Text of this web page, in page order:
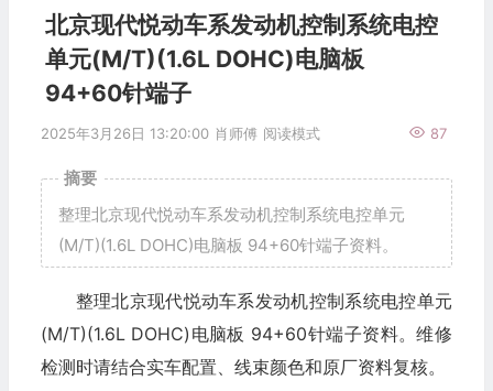
北京现代悦动车系发动机控制系统电控
单元(M/T)(1.6L DOHC)电脑板
94+60针端子
2025年3月26日 13:20:00 肖师傅 87
阅读模式
摘要
整理北京现代悦动车系发动机控制系统电控单元
(M/T)(1.6L DOHC)电脑板 94+60针端子资料。
整理北京现代悦动车系发动机控制系统电控单元
(M/T)(1.6L DOHC)电脑板 94+60针端子资料。维修
检测时请结合实车配置、线束颜色和原厂资料复核。